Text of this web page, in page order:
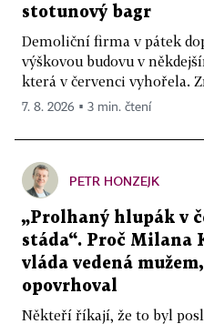
stotunový bagr
Demoliční firma v pátek
výškovou budovu v
která v červenci vyhořela.
7. 8. 2026 ▪ 3 min. čtení
PETR HONZEJK
„Prolhaný hlupák v
stáda“. Proč Milana
vláda vedená
opovrhoval
Někteří říkají, že to byl